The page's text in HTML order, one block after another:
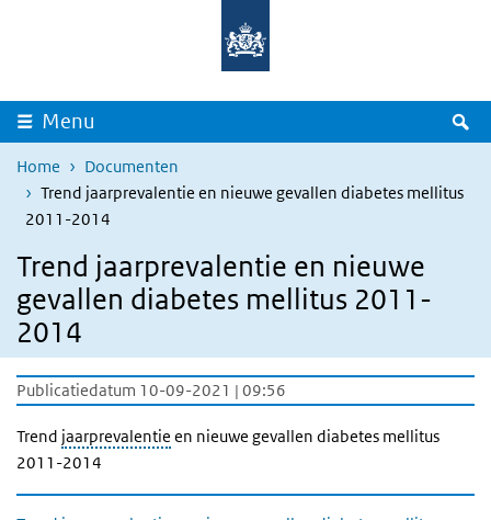
Overslaan en naar de inhoud gaan
Menu
Home
Documenten
Trend jaarprevalentie en nieuwe gevallen diabetes mellitus
2011-2014
Trend jaarprevalentie en nieuwe
gevallen diabetes mellitus 2011-
2014
Publicatiedatum 10-09-2021 | 09:56
Trend jaarprevalentie en nieuwe gevallen diabetes mellitus
2011-2014